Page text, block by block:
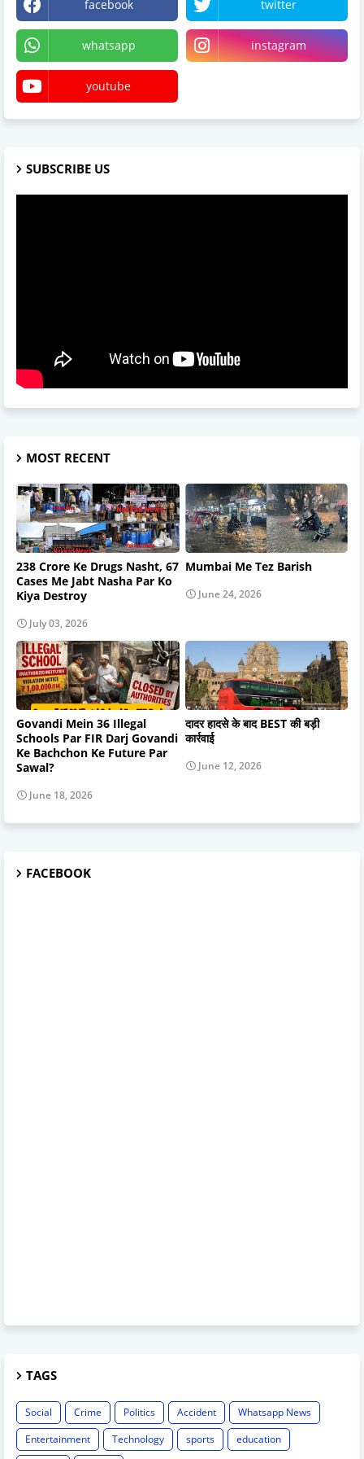
facebook twitter
whatsapp instagram
youtube
SUBSCRIBE US
MOST RECENT
238 Crore Ke Drugs Nasht, 67
Cases Me Jabt Nasha Par Ko
Kiya Destroy
July 03, 2026
Mumbai Me Tez Barish
June 24, 2026
Govandi Mein 36 Illegal
Schools Par FIR Darj Govandi
Ke Bachchon Ke Future Par
Sawal?
June 18, 2026
दादर हादसे के बाद BEST की बड़ी
कार्रवाई
June 12, 2026
FACEBOOK
TAGS
Social Crime Politics Accident
Whatsapp News
Entertainment
Technology sports
education